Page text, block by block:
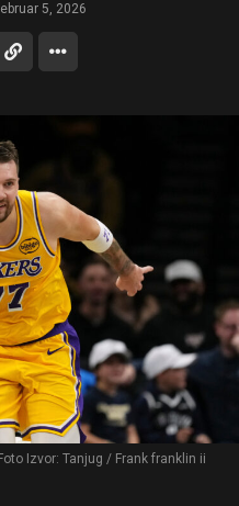
5, 2026
Izvor: Tanjug / Frank franklin ii